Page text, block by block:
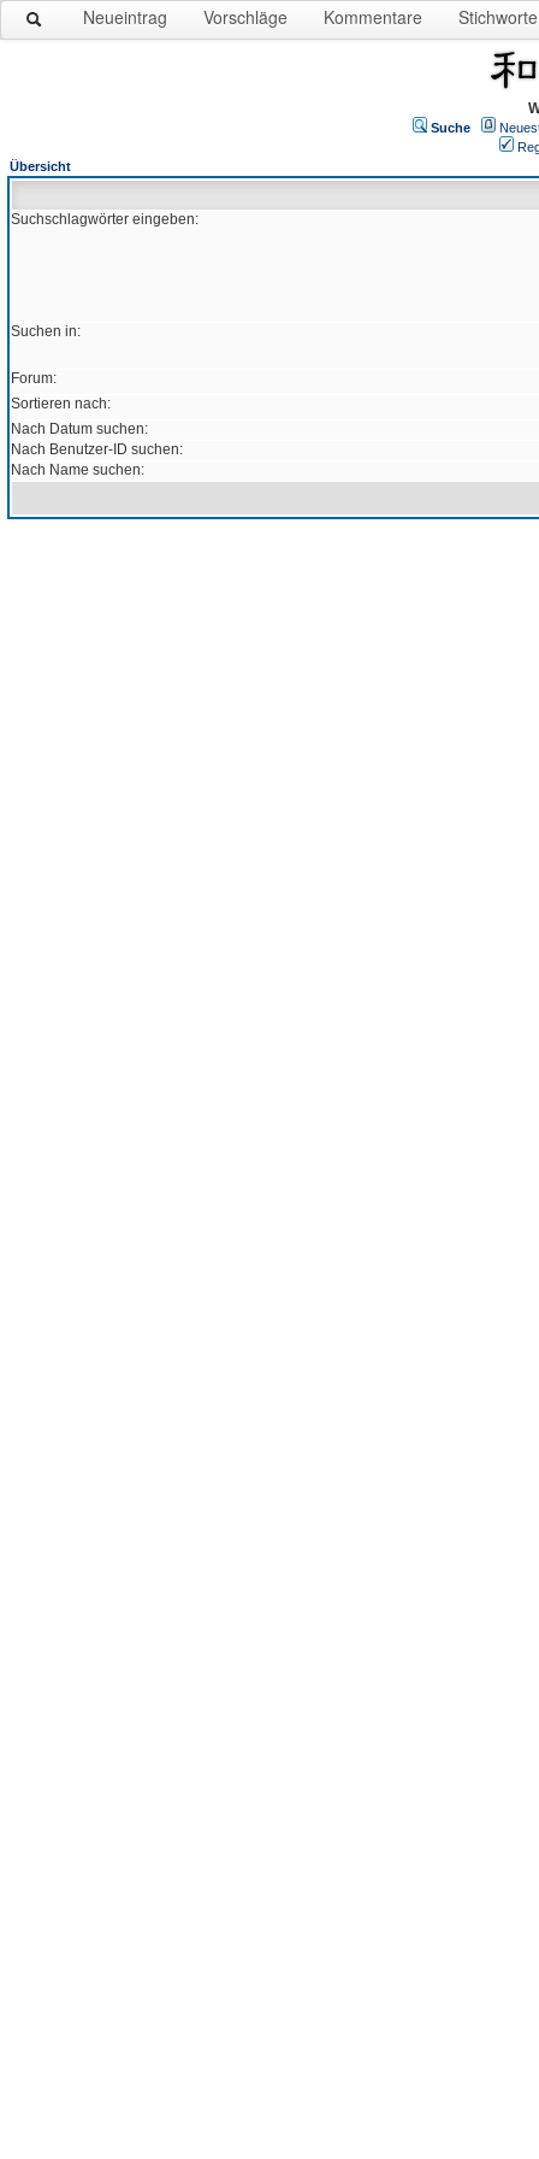
Neueintrag Vorschläge Kommentare Stichworte
Suche
Übersicht
Suchschlagwörter eingeben:
Suchen in:
Forum:
Sortieren nach:
Nach Datum suchen:
Nach Benutzer-ID suchen:
Nach Name suchen: